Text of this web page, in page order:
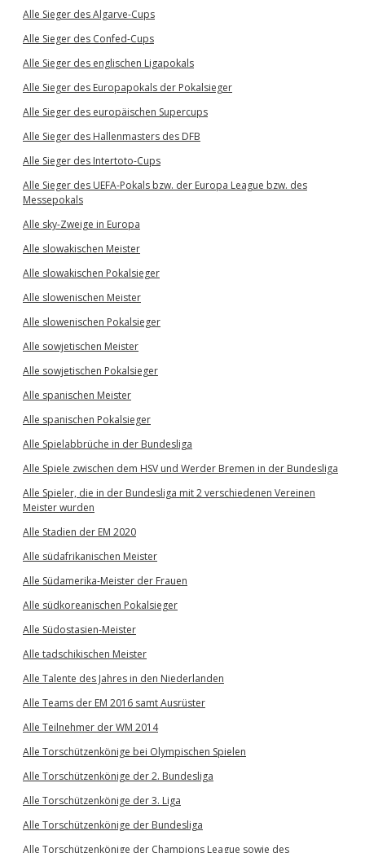
Alle Sieger des Algarve-Cups
Alle Sieger des Confed-Cups
Alle Sieger des englischen Ligapokals
Alle Sieger des Europapokals der Pokalsieger
Alle Sieger des europäischen Supercups
Alle Sieger des Hallenmasters des DFB
Alle Sieger des Intertoto-Cups
Alle Sieger des UEFA-Pokals bzw. der Europa League bzw. des
Messepokals
Alle sky-Zweige in Europa
Alle slowakischen Meister
Alle slowakischen Pokalsieger
Alle slowenischen Meister
Alle slowenischen Pokalsieger
Alle sowjetischen Meister
Alle sowjetischen Pokalsieger
Alle spanischen Meister
Alle spanischen Pokalsieger
Alle Spielabbrüche in der Bundesliga
Alle Spiele zwischen dem HSV und Werder Bremen in der Bundesliga
Alle Spieler, die in der Bundesliga mit 2 verschiedenen Vereinen
Meister wurden
Alle Stadien der EM 2020
Alle südafrikanischen Meister
Alle Südamerika-Meister der Frauen
Alle südkoreanischen Pokalsieger
Alle Südostasien-Meister
Alle tadschikischen Meister
Alle Talente des Jahres in den Niederlanden
Alle Teams der EM 2016 samt Ausrüster
Alle Teilnehmer der WM 2014
Alle Torschützenkönige bei Olympischen Spielen
Alle Torschützenkönige der 2. Bundesliga
Alle Torschützenkönige der 3. Liga
Alle Torschützenkönige der Bundesliga
Alle Torschützenkönige der Champions League sowie des